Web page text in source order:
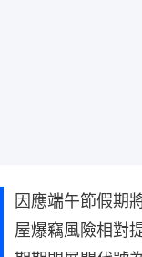
因應端午節假期
屋爆竊風險相對